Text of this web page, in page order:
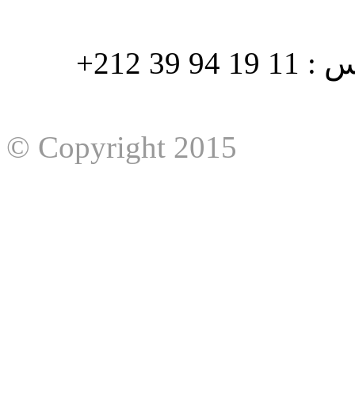
هاتف : 90/88 32 94 39 212+ فاكس : 11 19 94 39 212+
© Copyright 2015